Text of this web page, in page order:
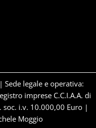
legale e operativa:
imprese C.C.I.A.A. di
soc. i.v. 10.000,00 Euro |
Moggio